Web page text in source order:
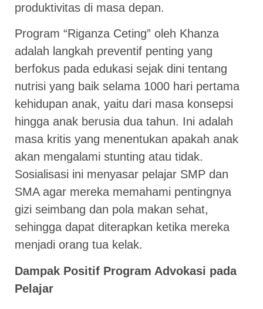
produktivitas di masa depan.
Program “Riganza Ceting” oleh Khanza
adalah langkah preventif penting yang
berfokus pada edukasi sejak dini tentang
nutrisi yang baik selama 1000 hari pertama
kehidupan anak, yaitu dari masa konsepsi
hingga anak berusia dua tahun. Ini adalah
masa kritis yang menentukan apakah anak
akan mengalami stunting atau tidak.
Sosialisasi ini menyasar pelajar SMP dan
SMA agar mereka memahami pentingnya
gizi seimbang dan pola makan sehat,
sehingga dapat diterapkan ketika mereka
menjadi orang tua kelak.
Dampak Positif Program Advokasi pada
Pelajar